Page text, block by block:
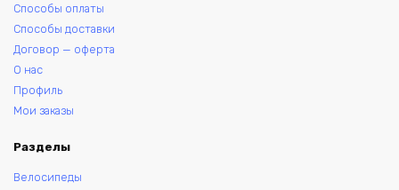
Способы оплаты
Способы доставки
Договор — оферта
О нас
Профиль
Мои заказы
Разделы
Велосипеды